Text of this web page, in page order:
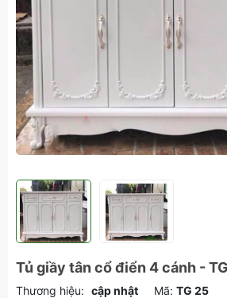
Tủ giầy tân cổ điển 4 cánh -
Thương hiệu: cập nhật Mã: TG 25